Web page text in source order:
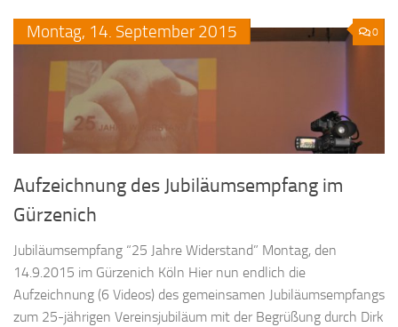
0
Montag, 14. September 2015
Aufzeichnung des Jubiläumsempfang im
Gürzenich
Jubiläumsempfang “25 Jahre Widerstand” Montag, den
14.9.2015 im Gürzenich Köln Hier nun endlich die
Aufzeichnung (6 Videos) des gemeinsamen Jubiläumsempfangs
zum 25-jährigen Vereinsjubiläum mit der Begrüßung durch Dirk